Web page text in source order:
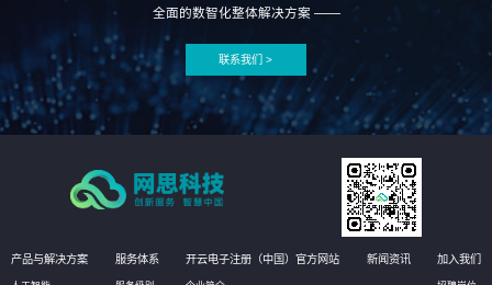
全面的数智化整体解决方案 ——
联系我们 >
产品与解决方案 服务体系 开云电子注册（中国）官方网站 新闻资讯 加入我们